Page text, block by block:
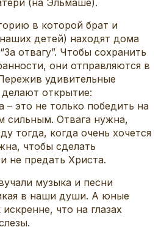
в которой брат и
детей) находят дома
отвагу”. Чтобы сохранить
они отправляются в
удивительные
открытие:
– это не только победить на
сильным. Отвага нужна,
тогда, когда очень хочется
чтобы сделать
не предать Христа.
музыка и песни
в наши души. А юные
что на глазах